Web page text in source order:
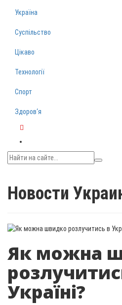
Україна
Суспільство
Цікаво
Технології
Спорт
Здоров‘я
Новости
Як можна
Україні?